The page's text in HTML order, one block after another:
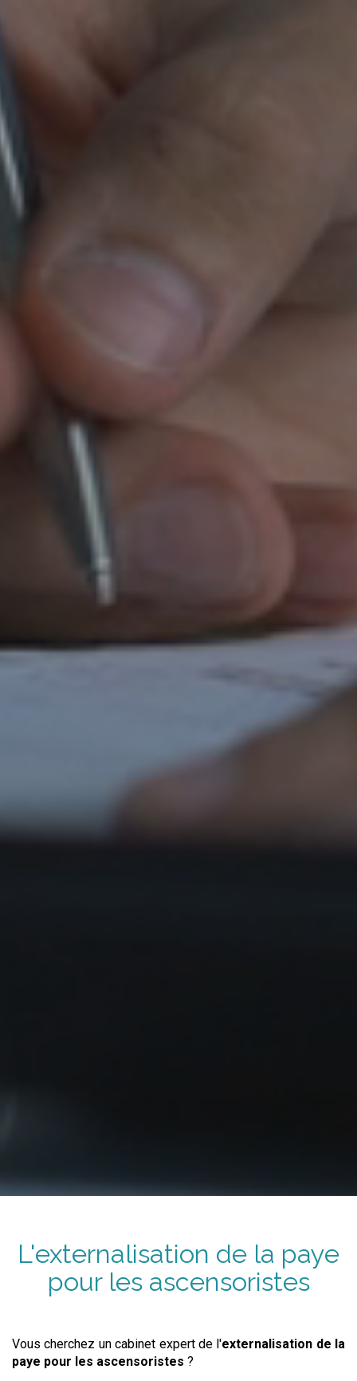
L'externalisation de la paye
pour les ascensoristes
Vous cherchez un cabinet expert de l'externalisation de la
paye pour les ascensoristes ?